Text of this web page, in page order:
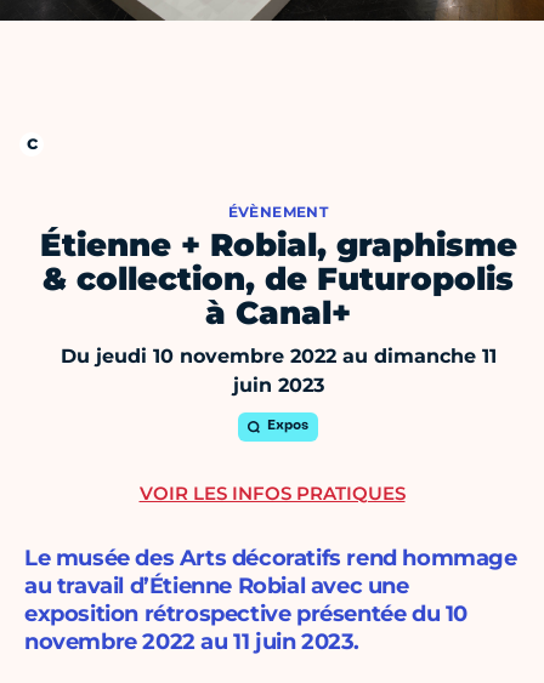
ÉVÈNEMENT
Étienne + Robial, graphisme
& collection, de Futuropolis
à Canal+
Du jeudi 10 novembre 2022 au dimanche 11
juin 2023
Expos
Le musée des Arts décoratifs rend hommage
au travail d’Étienne Robial avec une
exposition rétrospective présentée du 10
novembre 2022 au 11 juin 2023.
VOIR LES INFOS PRATIQUES